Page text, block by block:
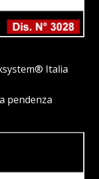
Italia
pendenza